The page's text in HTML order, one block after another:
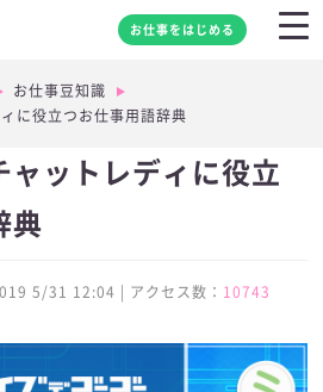
お仕事をはじめる
お仕事豆知識
に役立つお仕事用語辞典
ャットレディに役立
典
5/31 12:04 | アクセス数： 10743